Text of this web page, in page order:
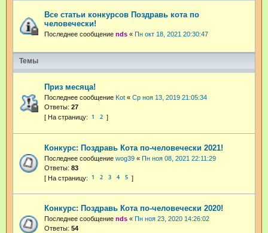
Все статьи конкурсов Поздравь кота по
человечески!
Последнее сообщение nds « Пн окт 18, 2021 20:30:47
Темы
Приз месяца!
Последнее сообщение Kot « Ср ноя 13, 2019 21:05:34
Ответы: 27
1 2
Конкурс: Поздравь Кота по-человечески 2021!
Последнее сообщение wog39 « Пн ноя 08, 2021 22:11:29
Ответы: 83
1 2 3 4 5
Конкурс: Поздравь Кота по-человечески 2020!
Последнее сообщение nds « Пн ноя 23, 2020 14:26:02
Ответы: 54